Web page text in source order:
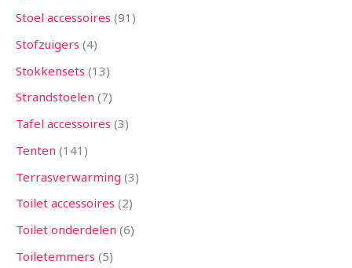
Stoel accessoires 91
Stofzuigers 4
Stokkensets 13
Strandstoelen 7
Tafel accessoires 3
Tenten 141
Terrasverwarming 3
Toilet accessoires 2
Toilet onderdelen 6
Toiletemmers 5